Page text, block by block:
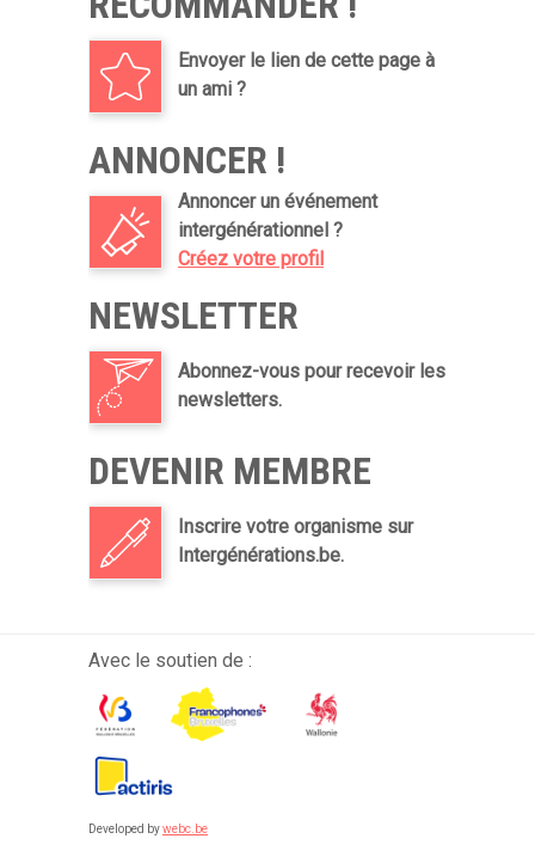
Envoyer le lien de cette page à
un ami ?
ANNONCER !
Annoncer un événement
intergénérationnel ?
Créez votre profil
NEWSLETTER
Abonnez-vous pour recevoir les
newsletters.
DEVENIR MEMBRE
Inscrire votre organisme sur
Intergénérations.be.
Avec le soutien de :
Developed bywebc.be